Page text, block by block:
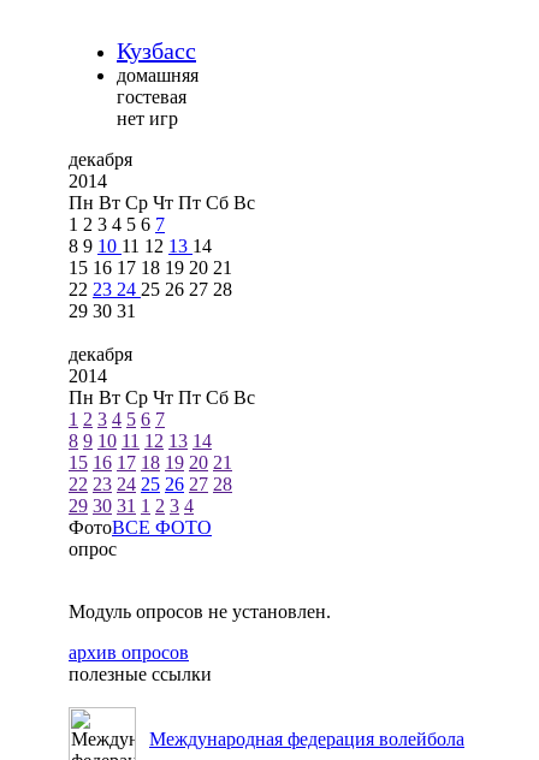
Кузбасс
домашняя
гостевая
нет игр
декабря
2014
Пн Вт Ср Чт Пт Сб Вс
1 2 3 4 5 6 7
8 9 10 11 12 13 14
15 16 17 18 19 20 21
22 23 24 25 26 27 28
29 30 31
декабря
2014
Пн Вт Ср Чт Пт Сб Вс
1 2 3 4 5 6 7
8 9 10 11 12 13 14
15 16 17 18 19 20 21
22 23 24 25 26 27 28
29 30 31 1 2 3 4
ФотоВСЕ ФОТО
опрос
Модуль опросов не установлен.
архив опросов
полезные ссылки
Международная федерация волейбола